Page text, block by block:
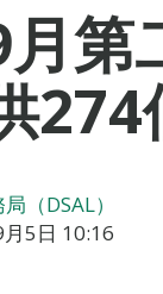
第
（DSAL）
5日 10:16